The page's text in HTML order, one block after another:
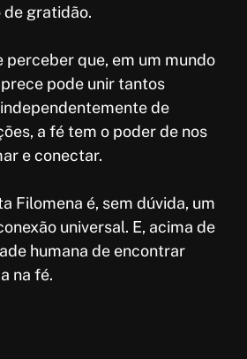
gratidão.
perceber que, em um mundo
pode unir tantos
de
a fé tem o poder de nos
e conectar.
Filomena é, sem dúvida, um
universal. E, acima de
humana de encontrar
na fé.